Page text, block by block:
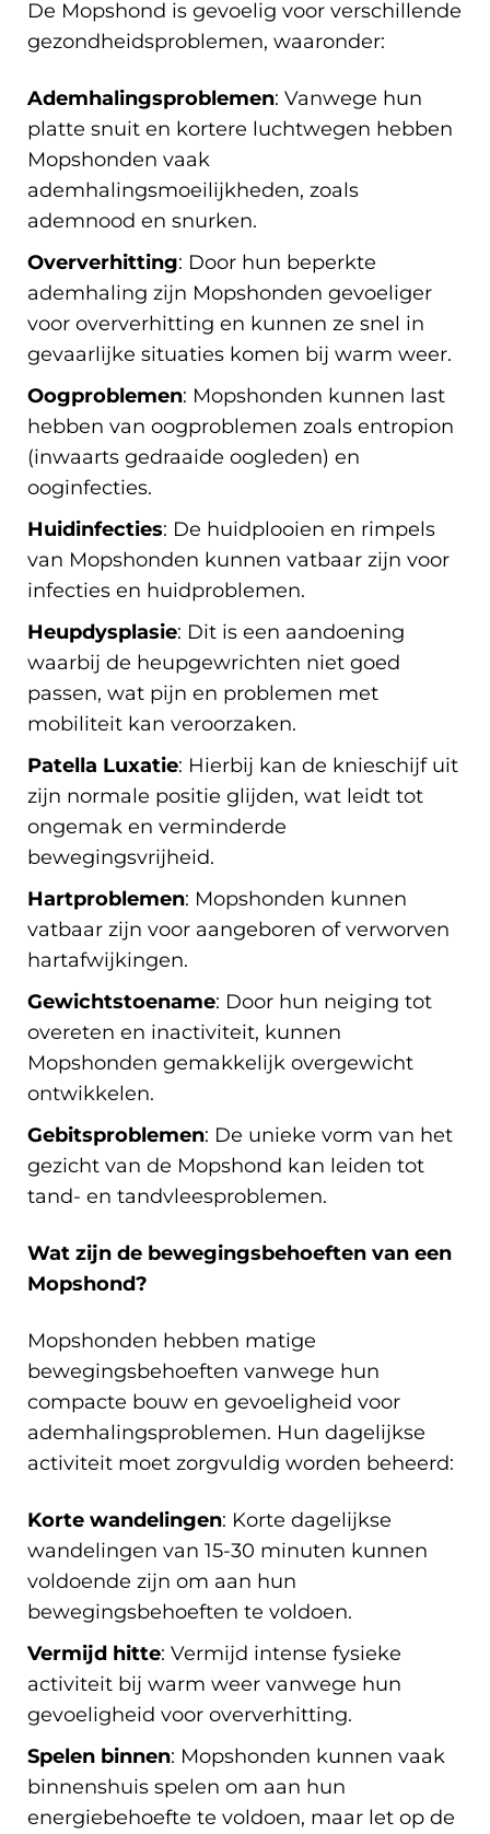
De Mopshond is gevoelig voor verschillende
gezondheidsproblemen, waaronder:
Ademhalingsproblemen: Vanwege hun
platte snuit en kortere luchtwegen hebben
Mopshonden vaak
ademhalingsmoeilijkheden, zoals
ademnood en snurken.
Oververhitting: Door hun beperkte
ademhaling zijn Mopshonden gevoeliger
voor oververhitting en kunnen ze snel in
gevaarlijke situaties komen bij warm weer.
Oogproblemen: Mopshonden kunnen last
hebben van oogproblemen zoals entropion
(inwaarts gedraaide oogleden) en
ooginfecties.
Huidinfecties: De huidplooien en rimpels
van Mopshonden kunnen vatbaar zijn voor
infecties en huidproblemen.
Heupdysplasie: Dit is een aandoening
waarbij de heupgewrichten niet goed
passen, wat pijn en problemen met
mobiliteit kan veroorzaken.
Patella Luxatie: Hierbij kan de knieschijf uit
zijn normale positie glijden, wat leidt tot
ongemak en verminderde
bewegingsvrijheid.
Hartproblemen: Mopshonden kunnen
vatbaar zijn voor aangeboren of verworven
hartafwijkingen.
Gewichtstoename: Door hun neiging tot
overeten en inactiviteit, kunnen
Mopshonden gemakkelijk overgewicht
ontwikkelen.
Gebitsproblemen: De unieke vorm van het
gezicht van de Mopshond kan leiden tot
tand- en tandvleesproblemen.
Wat zijn de bewegingsbehoeften van een
Mopshond?
Mopshonden hebben matige
bewegingsbehoeften vanwege hun
compacte bouw en gevoeligheid voor
ademhalingsproblemen. Hun dagelijkse
activiteit moet zorgvuldig worden beheerd:
Korte wandelingen: Korte dagelijkse
wandelingen van 15-30 minuten kunnen
voldoende zijn om aan hun
bewegingsbehoeften te voldoen.
Vermijd hitte: Vermijd intense fysieke
activiteit bij warm weer vanwege hun
gevoeligheid voor oververhitting.
Spelen binnen: Mopshonden kunnen vaak
binnenshuis spelen om aan hun
energiebehoefte te voldoen, maar let op de